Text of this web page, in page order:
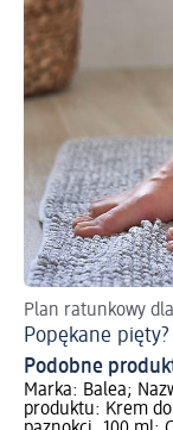
Plan ratunkowy
Popękane pięty?
Podobne
Marka: Balea;
produktu: Krem